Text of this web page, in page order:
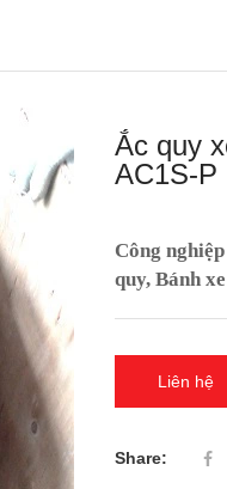
Ắc quy
AC1S-P
Công
quy, Bánh
Liên hệ
Share: